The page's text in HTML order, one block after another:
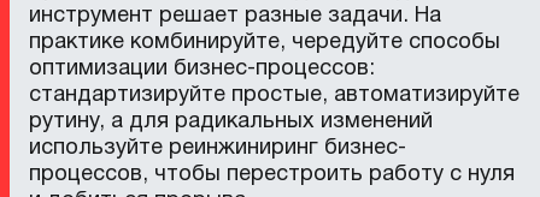
инструмент решает разные задачи. На
практике комбинируйте, чередуйте способы
оптимизации бизнес-процессов:
стандартизируйте простые, автоматизируйте
рутину, а для радикальных изменений
используйте реинжиниринг бизнес-
процессов, чтобы перестроить работу с нуля